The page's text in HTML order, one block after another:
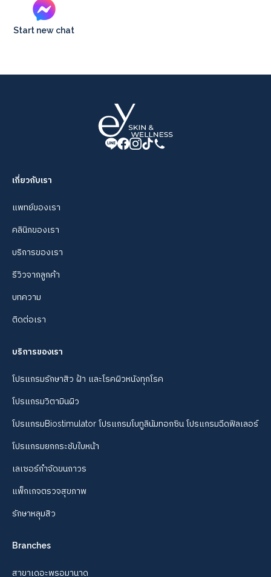
Start new chat
เกี่ยวกับเรา
แพทย์ของเรา
คลินิกของเรา
บริการของเรา
รีวิวจากลูกค้า
บทความ
ติดต่อเรา
บริการของเรา
โปรแกรมรักษาสิว ฝ้า และโรคผิวหนังทุกโรค
โปรแกรมวิตามินผิว
โปรแกรมBiostimulator โปรแกรมโบทูลินัมทอกซิน โปรแกรมฉีดฟิลเลอร์
โปรแกรมยกกระชับใบหน้า
เลเซอร์กำจัดขนถาวร
แพ็กเกจตรวจสุขภาพ
รักษาหลุมสิว
Branches
สาขาเดอะพรอมานาด